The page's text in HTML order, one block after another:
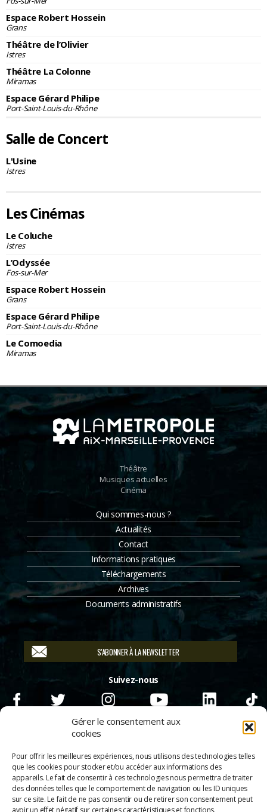
Gérer le consentement aux
cookies
Pour offrir les meilleures expériences, nous utilisons des technologies telles
que les cookies pour stocker et/ou accéder aux informations des
appareils. Le fait de consentir à ces technologies nous permettra de traiter
des données telles que le comportement de navigation ou les ID uniques
sur ce site. Le fait de ne pas consentir ou de retirer son consentement peut
avoir un effet négatif sur certaines caractéristiques et fonctions.
Espace Robert Hossein
Grans
Théâtre de l’Olivier
Istres
Théâtre La Colonne
Miramas
Espace Gérard Philipe
Port-Saint-Louis-du-Rhône
Salle de Concert
L'Usine
Istres
Les Cinémas
Le Coluche
Istres
L’Odyssée
Fos-sur-Mer
Espace Robert Hossein
Grans
Espace Gérard Philipe
Port-Saint-Louis-du-Rhône
Le Comoedia
Miramas
Théâtre
Musiques actuelles
Cinéma
Qui sommes-nous ?
Actualités
Contact
Informations pratiques
Téléchargements
Archives
Documents administratifs
S'ABONNER À LA NEWSLETTER
Suivez-nous